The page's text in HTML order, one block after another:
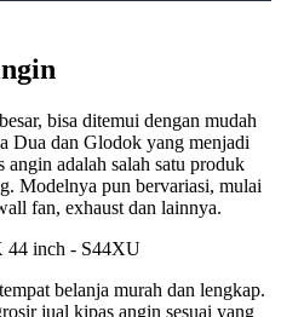
bisa ditemui dengan mudah
Dua dan Glodok yang menjadi
adalah salah satu produk
Modelnya pun bervariasi, mulai
fan, exhaust dan lainnya.
belanja murah dan lengkap.
jual kipas angin sesuai yang